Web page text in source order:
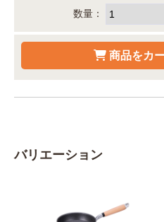
数量：
バリエーション